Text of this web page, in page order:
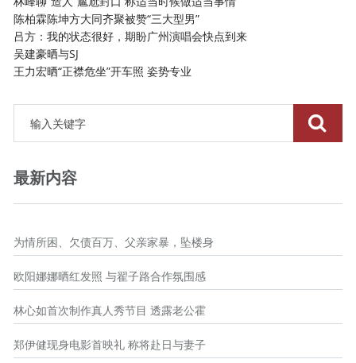
陈柏霖陈坤方大同齐聚被赞“三大型男”
吕方：我的状态很好，期盼广州演唱会快点到来
吴建豪晒与SJ
王力宏晒“正襟危坐”开车照 姿势专业
最新内容
为情所困、欠债百万、父亲家暴，坠楼身
欧阳娜娜晒红发照 与翟子路合作氛围感
林心如首次制作真人秀节目 透露老公霍
郑伊健现身电影首映礼 称将赴日与妻子